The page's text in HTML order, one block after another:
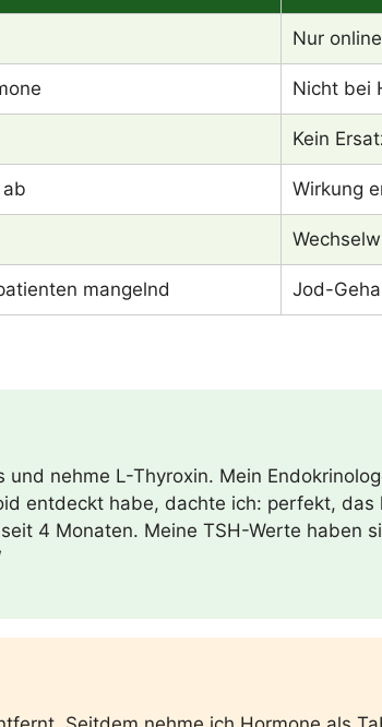
Nur
Nicht bei
Kein
Wirkung
mangelnd Jod-
nehme L-Thyroxin. Mein
entdeckt habe, dachte ich: perfekt,
4 Monaten. Meine TSH-Werte haben